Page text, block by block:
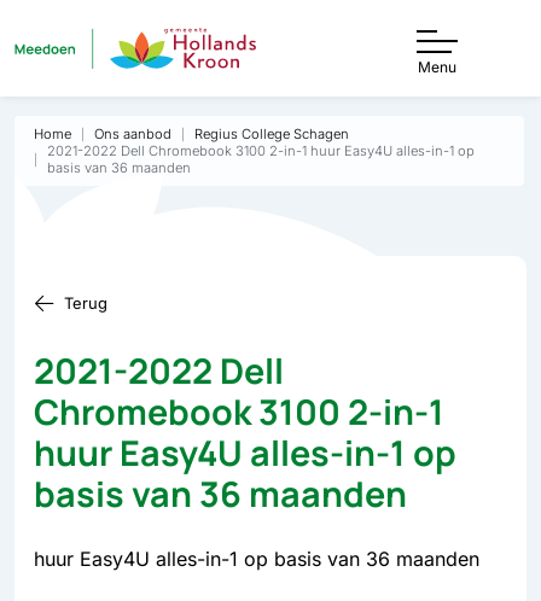
Menu
Home Ons aanbod
Regius College Schagen
2021-2022 Dell Chromebook 3100 2-in-1 huur Easy4U alles-in-1 op
basis van 36 maanden
Terug
2021-2022 Dell
Chromebook 3100 2-in-1
huur Easy4U alles-in-1 op
basis van 36 maanden
huur Easy4U alles-in-1 op basis van 36 maanden